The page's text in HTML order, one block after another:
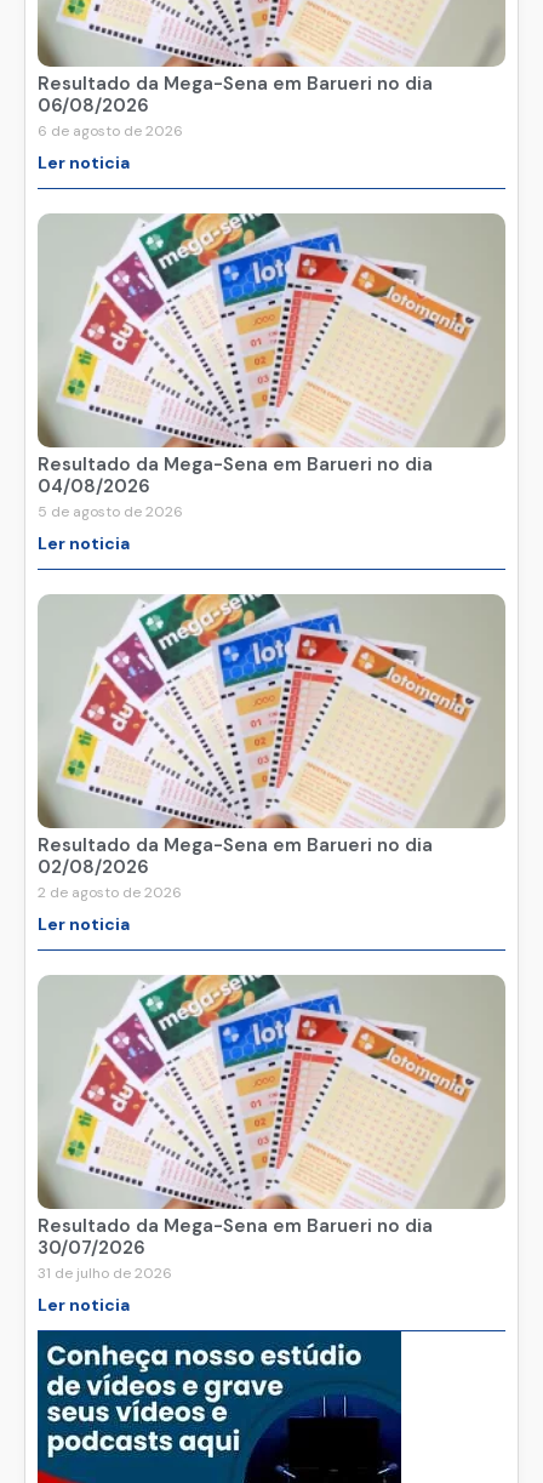
Resultado da Mega-Sena em Barueri no dia
06/08/2026
6 de agosto de 2026
Ler noticia
Resultado da Mega-Sena em Barueri no dia
04/08/2026
5 de agosto de 2026
Ler noticia
Resultado da Mega-Sena em Barueri no dia
02/08/2026
2 de agosto de 2026
Ler noticia
Resultado da Mega-Sena em Barueri no dia
30/07/2026
31 de julho de 2026
Ler noticia